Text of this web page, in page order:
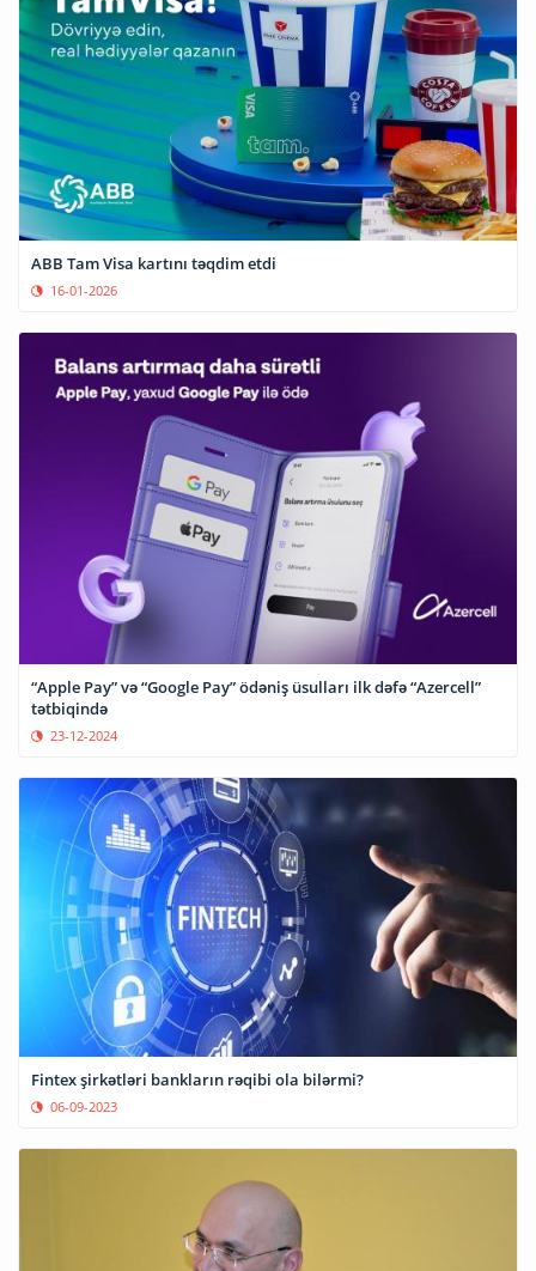
ABB Tam Visa kartını təqdim etdi
16-01-2026
“Apple Pay” və “Google Pay” ödəniş üsulları ilk dəfə “Azercell”
tətbiqində
23-12-2024
Fintex şirkətləri bankların rəqibi ola bilərmi?
06-09-2023